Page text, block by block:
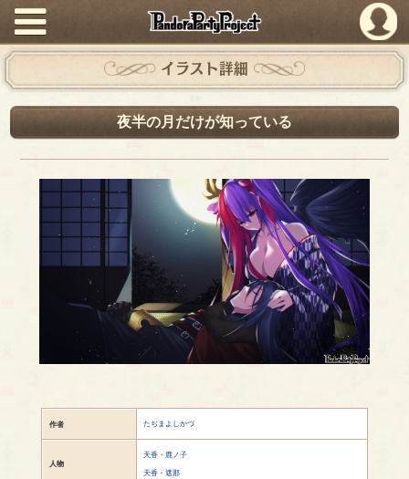
PandoraPartyProject
イラスト詳細
夜半の月だけが知っている
作者 たぢまよしかづ
人物
天香・鹿ノ子
天香・遮那